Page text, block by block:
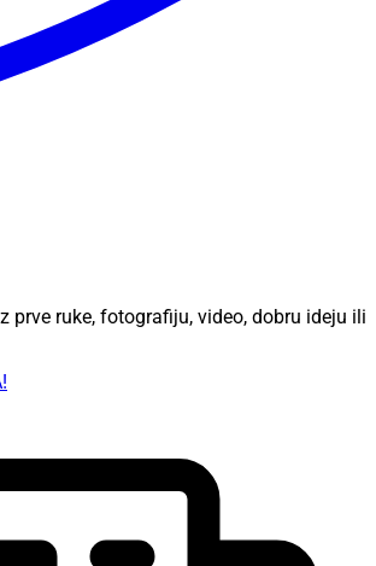
prve ruke, fotografiju, video, dobru ideju ili